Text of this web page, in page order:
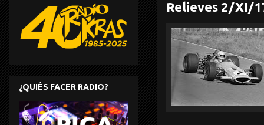
Relieves 2/XI/
¿QUIÉS FACER RADIO?